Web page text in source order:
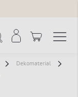
Dekomaterial